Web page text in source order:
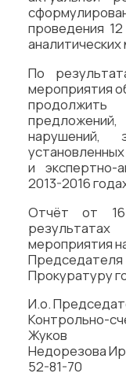
проведения
По
мероприятия
предложений,
нарушений,
и экспертно-
2013-2016
Отчёт от
результатах
мероприятия
Прокуратуру
И.о.
Контрольно-
Жуков
Недорезова
52-81-70